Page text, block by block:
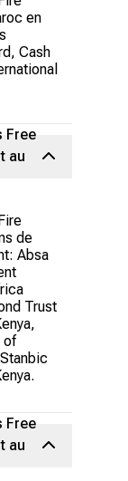
en
Cash
Free
au
de
Absa
Trust
of
Free
au